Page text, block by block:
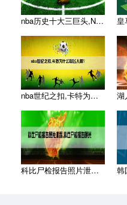
nba历史十大三巨头,NBA历史上的“三巨头”有哪些？
nba世纪之扣,卡特为什么叫飞人啊？
科比尸检报告照片泄露,科比尸检报告曝光